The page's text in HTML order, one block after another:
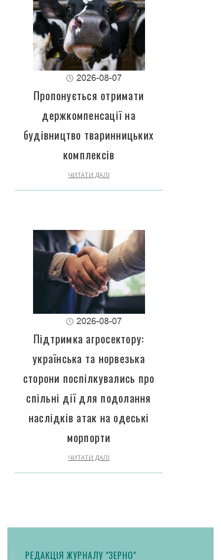
2026-08-07
Пропонується отримати
держкомпенсації на
будівництво тваринницьких
комплексів
ЧИТАТИ ДАЛІ
2026-08-07
Підтримка агросектору:
українська та норвезька
сторони поспілкувались про
спільні дії для подолання
наслідків атак на одеські
морпорти
ЧИТАТИ ДАЛІ
РЕДАКЦІЯ ЖУРНАЛУ "ЗЕРНО"